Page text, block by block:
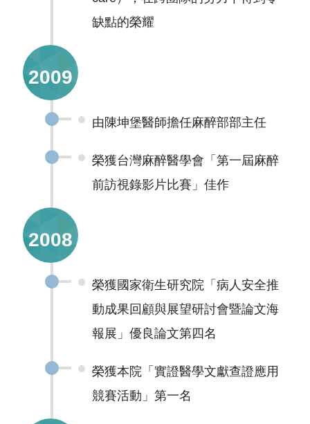
缺點的榮耀
2009
由陳坤堡醫師擔任麻醉部部主任
榮獲台灣麻醉醫學會「第一屆麻醉
前訪視錄影片比賽」佳作
2008
榮獲國家衛生研究院「病人安全推
動成果回顧與展望研討會暨論文海
報展」優良論文第四名
榮獲本院「實證醫學文獻查證應用
競賽活動」第一名